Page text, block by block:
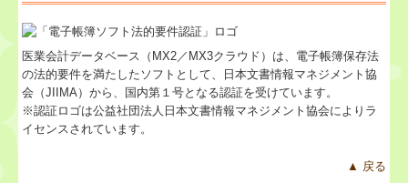
医業会計データベース（MX2／MX3クラウド）は、電子帳簿保存法
の法的要件を満たしたソフトとして、日本文書情報マネジメント協
会（JIIMA）から、国内第１号となる認証を受けています。
※認証ロゴは公益社団法人日本文書情報マネジメント協会によりラ
イセンスされています。
▲ 戻る